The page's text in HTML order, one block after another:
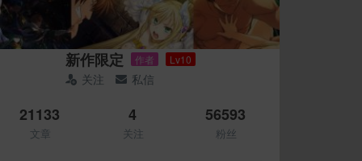
新作限定 作者 Lv10
关注 私信
21133
文章
4
关注
56593
粉丝